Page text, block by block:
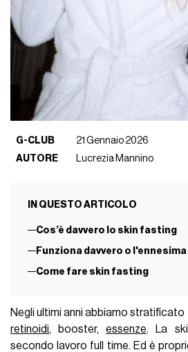
G-CLUB
21 Gennaio 2026
AUTORE
Lucrezia Mannino
IN QUESTO ARTICOLO
Cos’è davvero lo skin fasting
Funziona davvero o
Come fare skin fasting
Negli ultimi anni abbiamo stratificato
retinoidi, booster,essenze. La
secondo lavoro full time. Ed è